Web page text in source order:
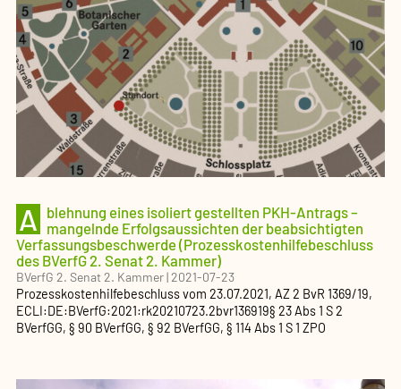
A blehnung eines isoliert gestellten PKH-Antrags –
mangelnde Erfolgsaussichten der beabsichtigten
Verfassungsbeschwerde (Prozesskostenhilfebeschluss
des BVerfG 2. Senat 2. Kammer)
BVerfG 2. Senat 2. Kammer|2021-07-23
Prozesskostenhilfebeschlussvom 23.07.2021, AZ2 BvR 1369/19,
ECLI:DE:BVerfG:2021:rk20210723.2bvr136919§ 23 Abs 1 S 2
BVerfGG, § 90 BVerfGG, § 92 BVerfGG, § 114 Abs 1 S 1 ZPO